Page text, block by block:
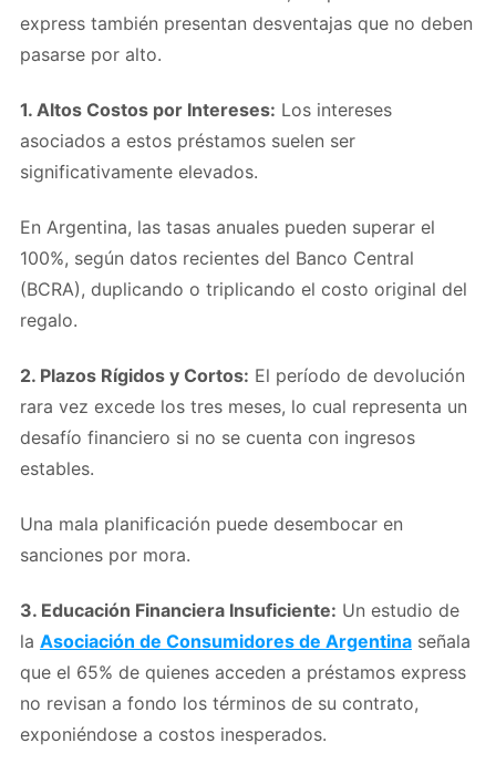
express también presentan desventajas que no deben
pasarse por alto.
1. Altos Costos por Intereses: Los intereses
asociados a estos préstamos suelen ser
significativamente elevados.
En Argentina, las tasas anuales pueden superar el
100%, según datos recientes del Banco Central
(BCRA), duplicando o triplicando el costo original del
regalo.
2. Plazos Rígidos y Cortos: El período de devolución
rara vez excede los tres meses, lo cual representa un
desafío financiero si no se cuenta con ingresos
estables.
Una mala planificación puede desembocar en
sanciones por mora.
3. Educación Financiera Insuficiente: Un estudio de
la Asociación de Consumidores de Argentina señala
que el 65% de quienes acceden a préstamos express
no revisan a fondo los términos de su contrato,
exponiéndose a costos inesperados.